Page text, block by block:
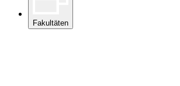
Fakultäten